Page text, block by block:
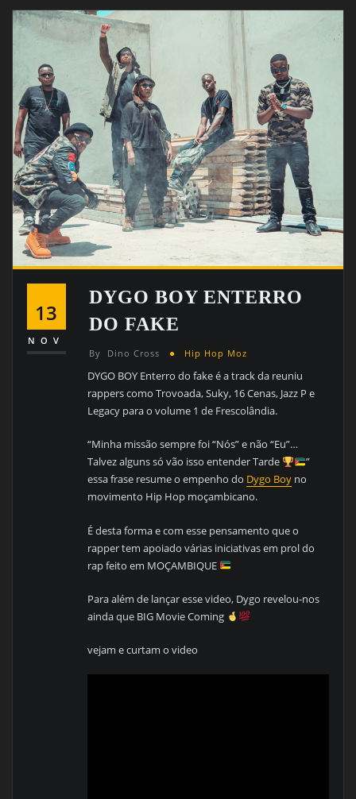
13
NOV
DYGO BOY ENTERRO
DO FAKE
By Dino Cross Hip Hop Moz
DYGO BOY Enterro do fake é a track da reuniu
rappers como Trovoada, Suky, 16 Cenas, Jazz P e
Legacy para o volume 1 de Frescolândia.
“Minha missão sempre foi “Nós” e não “Eu”…
Talvez alguns só vão isso entender Tarde
”
essa frase resume o empenho do Dygo Boy no
movimento Hip Hop moçambicano.
É desta forma e com esse pensamento que o
rapper tem apoiado várias iniciativas em prol do
rap feito em MOÇAMBIQUE
Para além de lançar esse video, Dygo revelou-nos
ainda que BIG Movie Coming
vejam e curtam o video